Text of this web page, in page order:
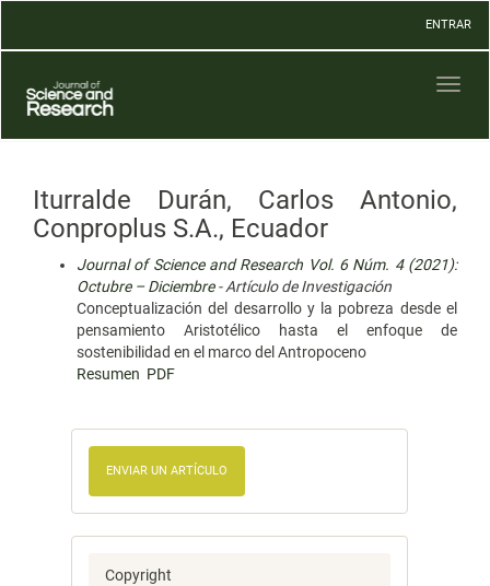
Contenido
Barra
lateral
ENTRAR
Iturralde Durán, Carlos Antonio,
Conproplus S.A., Ecuador
Journal of Science and Research Vol. 6 Núm. 4 (2021):
Octubre – Diciembre- Artículo de Investigación
Conceptualización del desarrollo y la pobreza desde el
pensamiento Aristotélico hasta el enfoque de
sostenibilidad en el marco del Antropoceno
Resumen PDF
ENVIAR UN ARTÍCULO
Copyright